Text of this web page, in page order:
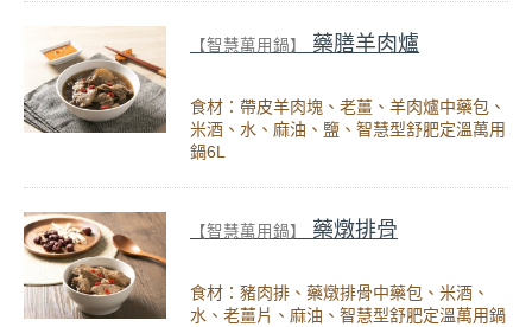
【智慧萬用鍋】 藥膳羊肉爐
食材：帶皮羊肉塊、老薑、羊肉爐中藥包、
米酒、水、麻油、鹽、智慧型舒肥定溫萬用
鍋6L
【智慧萬用鍋】 藥燉排骨
食材：豬肉排、藥燉排骨中藥包、米酒、
水、老薑片、麻油、智慧型舒肥定溫萬用鍋